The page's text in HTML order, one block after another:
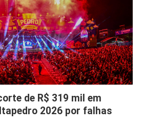
de R$ 319 mil em
2026 por falhas